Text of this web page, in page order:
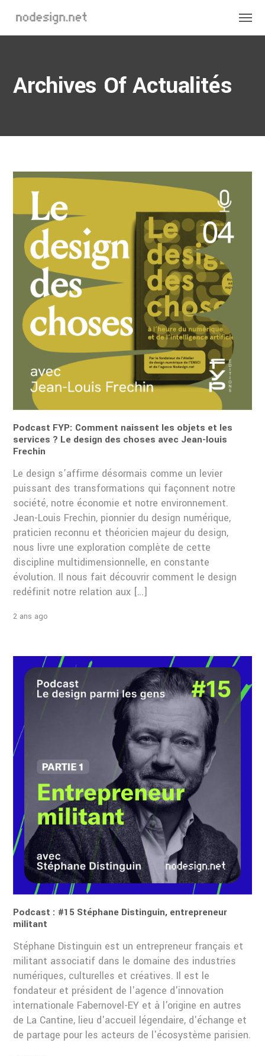
Archives Of Actualités
Podcast FYP: Comment naissent les objets et les
services ? Le design des choses avec Jean-louis
Frechin
Le design s’affirme désormais comme un levier
puissant des transformations qui façonnent notre
société, notre économie et notre environnement.
Jean-Louis Frechin, pionnier du design numérique,
praticien reconnu et théoricien majeur du design,
nous livre une exploration complète de cette
discipline multidimensionnelle, en constante
évolution. Il nous fait découvrir comment le design
redéfinit notre relation aux […]
2 ans ago
Podcast : #15 Stéphane Distinguin, entrepreneur
militant
Stéphane Distinguin est un entrepreneur français et
militant associatif dans le domaine des industries
numériques, culturelles et créatives. Il est le
fondateur et président de l'agence d'innovation
internationale Fabernovel-EY et à l'origine en autres
de La Cantine, lieu d'accueil légendaire, d'échange et
de partage pour les acteurs de l'écosystème parisien.